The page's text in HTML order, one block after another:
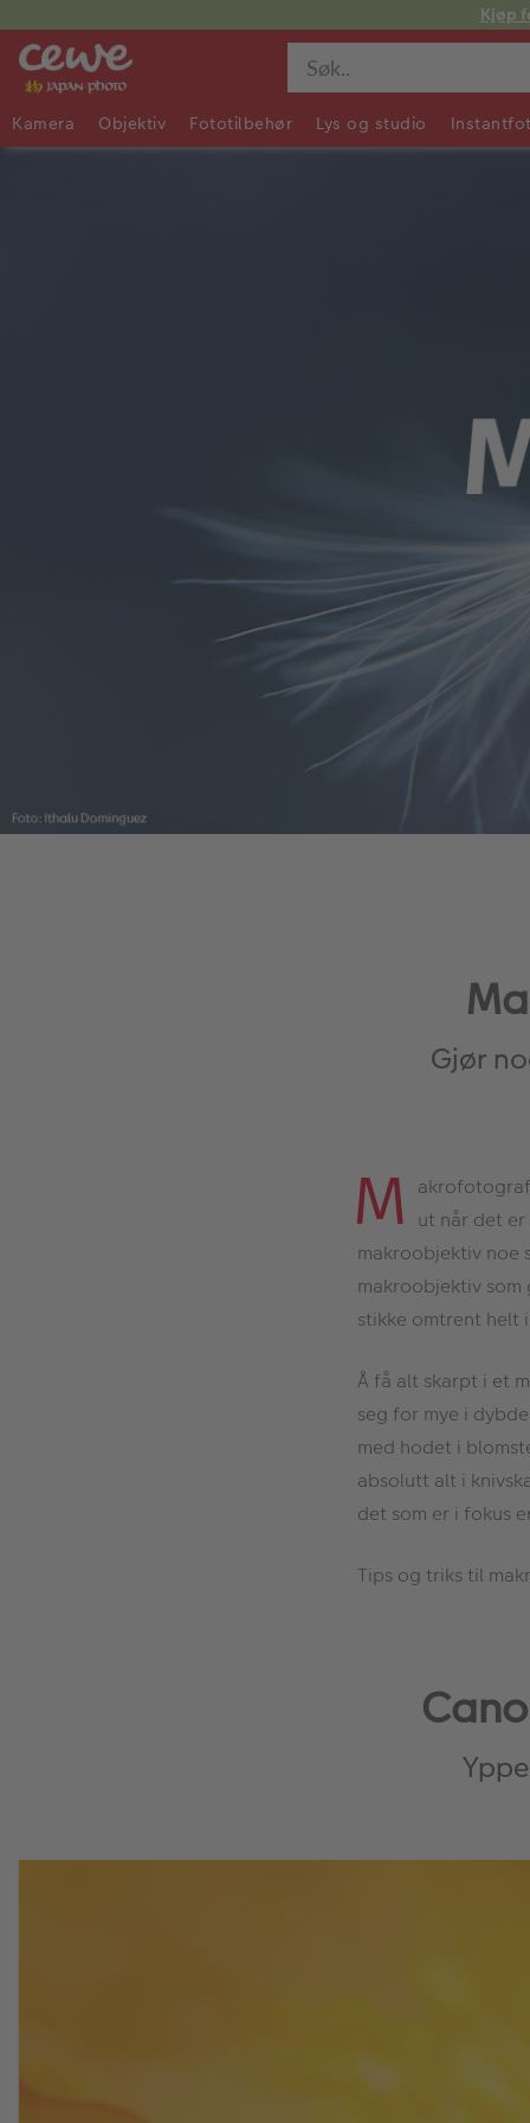
Kjøp
Kamera Objektiv Fototilbehør Lys og studio
Gjør
M ut når det
makroobjektiv noe
makroobjektiv
stikke omtrent
Å få alt skarpt i et
seg for mye i
med hodet i
absolutt alt i
det som er i fokus
Tips og triks til